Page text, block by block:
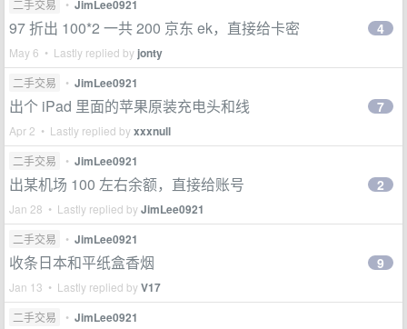
二手交易 • JimLee0921
97 折出 100*2 一共 200 京东 ek，直接给卡密
May 6 • Lastly replied by jonty
4
二手交易 • JimLee0921
出个 iPad 里面的苹果原装充电头和线
Apr 2 • Lastly replied byxxxnull
7
二手交易 • JimLee0921
出某机场 100 左右余额，直接给账号
Jan 28 • Lastly replied byJimLee0921
2
二手交易 • JimLee0921
收条日本和平纸盒香烟
Jan 13 • Lastly replied byV17
9
二手交易 • JimLee0921